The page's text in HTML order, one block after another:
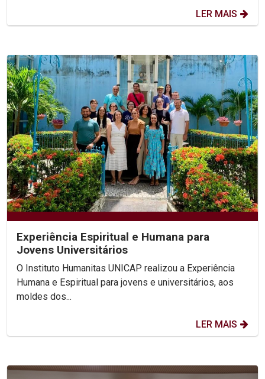
LER MAIS
Experiência Espiritual e Humana para
Jovens Universitários
O Instituto Humanitas UNICAP realizou a Experiência
Humana e Espiritual para jovens e universitários, aos
moldes dos...
LER MAIS